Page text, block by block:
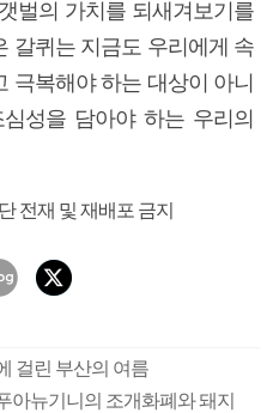
벌의 가치를 되새겨보기를
갈퀴는 지금도 우리에게 속
극복해야 하는 대상이 아니
성을 담아야 하는 우리의
전재 및 재배포 금지
걸린 부산의 여름
아뉴기니의 조개화폐와 돼지